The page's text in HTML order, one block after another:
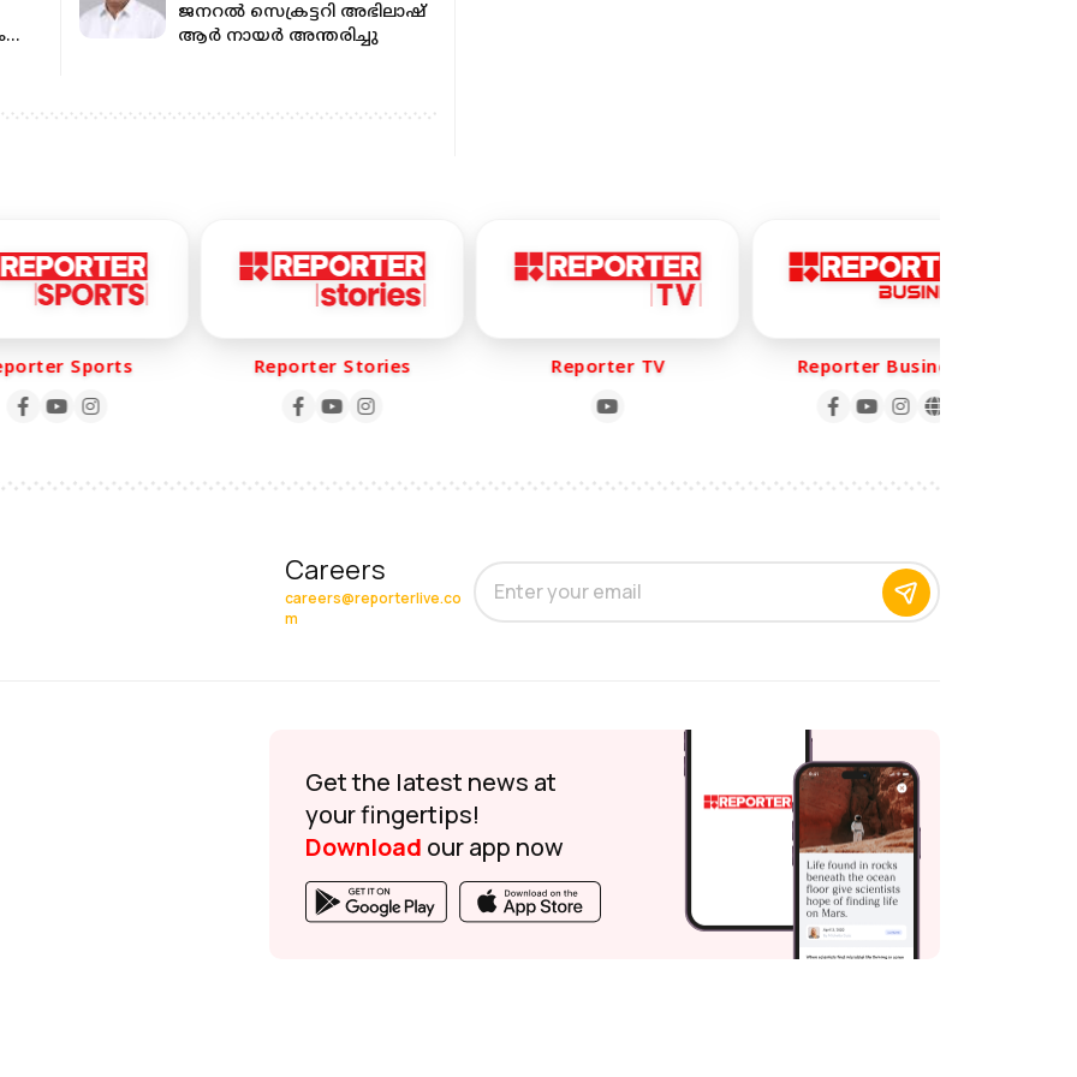
ജനറല്‍ സെക്രട്ടറി അഭിലാഷ്
ആര്‍ നായര്‍ അന്തരിച്ചു
Sports Reporter Stories Reporter TV Reporter Business
Careers
careers@reporterlive.co
m
Get the latest news at
your fingertips!
Download our app now